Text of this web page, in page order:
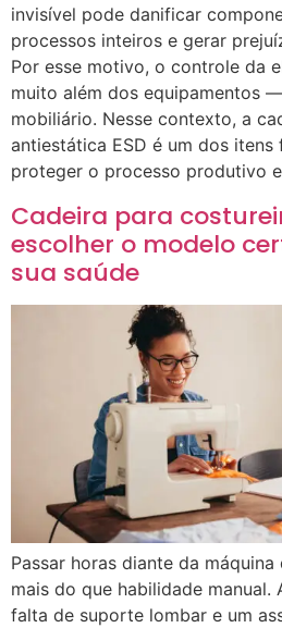
invisível pode danificar
processos inteiros e gerar
Por esse motivo, o controle da
muito além dos equipamentos
mobiliário. Nesse contexto, a
antiestática ESD é um dos itens
proteger o processo produtivo
Cadeira para
escolher o modelo
sua saúde
Passar horas diante da
mais do que habilidade manual.
falta de suporte lombar e um